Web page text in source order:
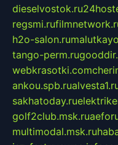
dieselvostok.ru
regsmi.ru
h2o-salon.ru
tango-perm.ru
webkrasotki.com
ankou.spb.ru
sakhatoday.ru
golf2club.msk.ru
multimodal.msk.ru